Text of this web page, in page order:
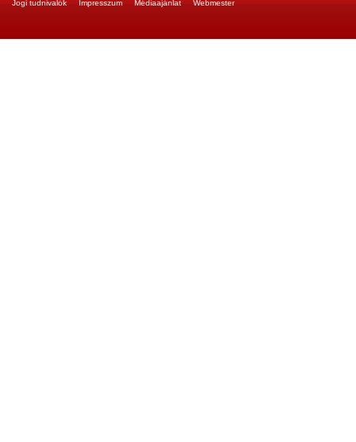
Jogi tudnivalók Impresszum Médiaajánlat Webmester